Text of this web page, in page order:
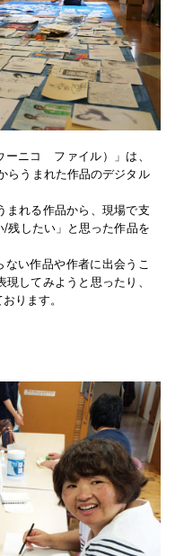
ーニコ ファイル）」は、
らうまれた作品のデジタル
まれる作品から、現場で支
残したい」と思った作品を
ない作品や作者に出会うこ
してみようと思ったり、
ります。